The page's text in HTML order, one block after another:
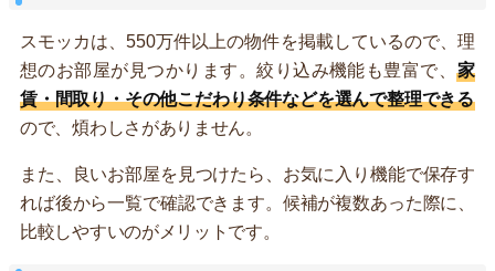
スモッカは、550万件以上の物件を掲載しているので、理
想のお部屋が見つかります。絞り込み機能も豊富で、家
賃・間取り・その他こだわり条件などを選んで整理できる
ので、煩わしさがありません。
また、良いお部屋を見つけたら、お気に入り機能で保存す
れば後から一覧で確認できます。候補が複数あった際に、
比較しやすいのがメリットです。